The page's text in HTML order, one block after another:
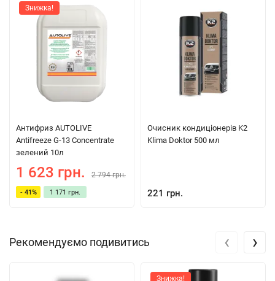
Знижка!
Антифриз AUTOLIVE
Antifreeze G-13 Concentrate
зелений 10л
1 623 грн. 2 794 грн.
- 41% 1 171 грн.
Очисник кондиціонерів K2
Klima Doktor 500 мл
221 грн.
Рекомендуємо подивитись
Знижка!
‹ ›